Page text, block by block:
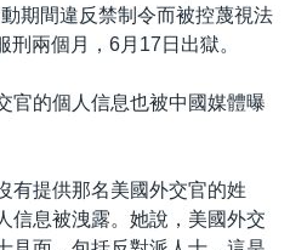
期間違反禁制令而被控蔑視法
兩個月，6月17日出獄。
官的個人信息也被中國媒體曝
有提供那名美國外交官的姓
信息被洩露。她說，美國外交